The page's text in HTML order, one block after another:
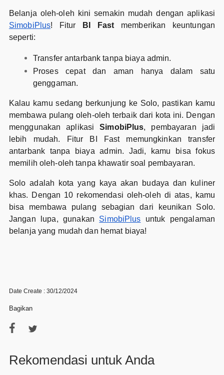
Belanja oleh-oleh kini semakin mudah dengan aplikasi
SimobiPlus! Fitur BI Fast memberikan keuntungan
seperti:
Transfer antarbank tanpa biaya admin.
Proses cepat dan aman hanya dalam satu
genggaman.
Kalau kamu sedang berkunjung ke Solo, pastikan kamu
membawa pulang oleh-oleh terbaik dari kota ini. Dengan
menggunakan aplikasiSimobiPlus, pembayaran jadi
lebih mudah. Fitur BI Fast memungkinkan transfer
antarbank tanpa biaya admin. Jadi, kamu bisa fokus
memilih oleh-oleh tanpa khawatir soal pembayaran.
Solo adalah kota yang kaya akan budaya dan kuliner
khas. Dengan 10 rekomendasi oleh-oleh di atas, kamu
bisa membawa pulang sebagian dari keunikan Solo.
Jangan lupa, gunakan SimobiPlus untuk pengalaman
belanja yang mudah dan hemat biaya!
Date Create : 30/12/2024
Bagikan
Rekomendasi untuk Anda